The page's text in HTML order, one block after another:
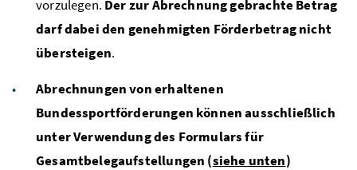
vorzulegen. Der zur Abrechnung gebrachte Betrag
darf dabei den genehmigten Förderbetrag nicht
übersteigen.
Abrechnungen von erhaltenen
Bundessportförderungen können ausschließlich
unter Verwendung des Formulars für
Gesamtbelegaufstellungen (siehe unten)